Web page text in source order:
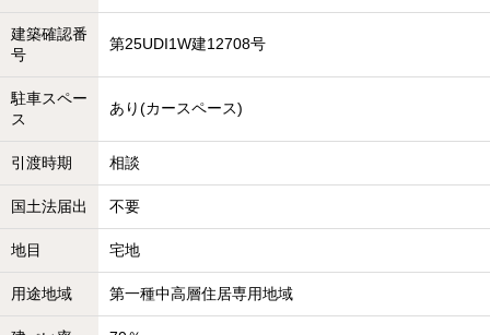
建築確認番
号
第25UDI1W建12708号
駐車スペー
ス
あり(カースペース)
引渡時期 相談
国土法届出 不要
地目 宅地
用途地域 第一種中高層住居専用地域